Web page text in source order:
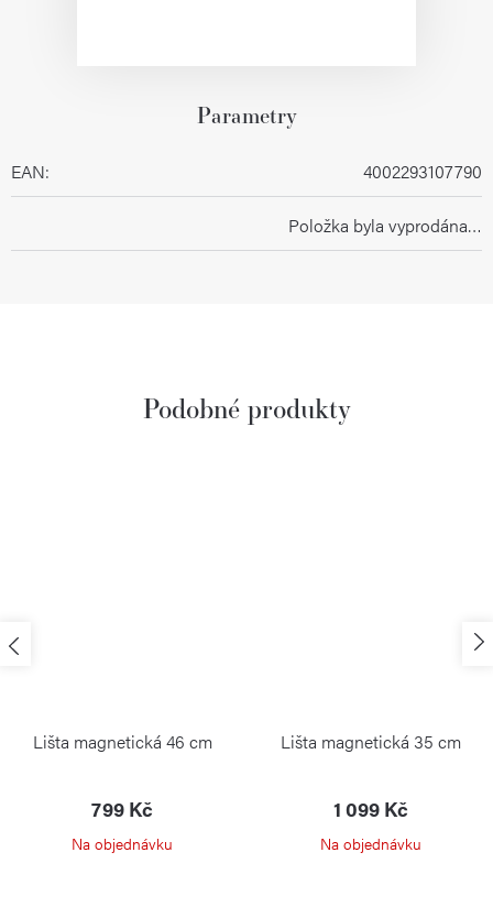
Parametry
EAN: 4002293107790
Položka byla vyprodána…
Lišta magnetická 46 cm
799 Kč
Na objednávku
Lišta magnetická 35 cm
1 099 Kč
Na objednávku